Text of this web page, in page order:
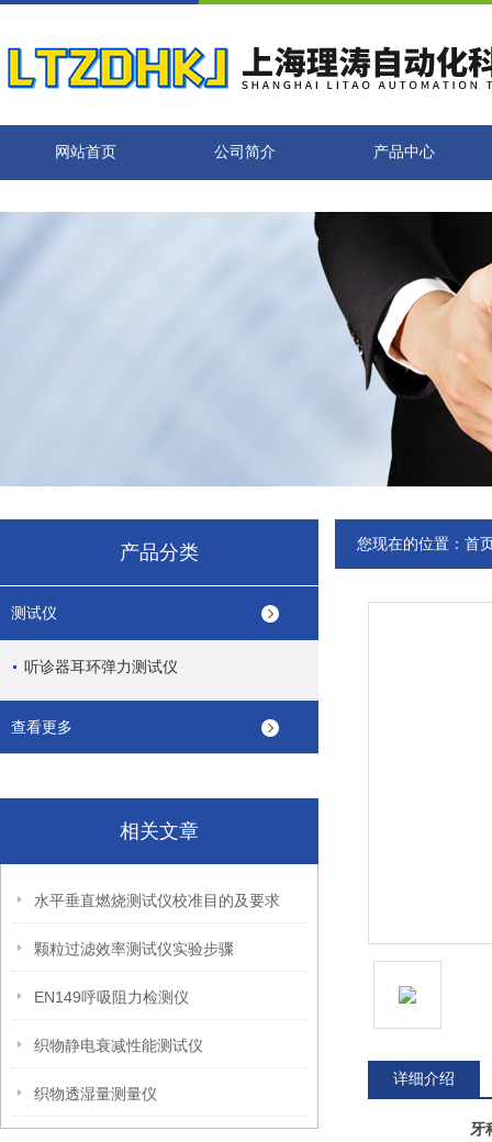
网站首页 公司简介 产品中心
产品分类
测试仪
听诊器耳环弹力测试仪
查看更多
相关文章
水平垂直燃烧测试仪校准目的及要求
颗粒过滤效率测试仪实验步骤
EN149呼吸阻力检测仪
织物静电衰减性能测试仪
织物透湿量测量仪
您现在的位置： 首
详细介绍
牙